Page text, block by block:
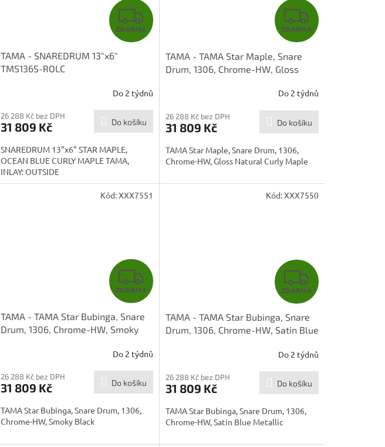
Z
D
R
M
A
ZDARMA
TAMA - SNAREDRUM 13"x6"
TMS136S-ROLC
Do 2 týdnů
26 288 Kč bez DPH
31 809 Kč Do košíku
SNAREDRUM 13"x6" STAR MAPLE,
OCEAN BLUE CURLY MAPLE TAMA,
INLAY: OUTSIDE
Z
D
R
M
A
ZDARMA
TAMA - TAMA Star Maple, Snare
Drum, 1306, Chrome-HW, Gloss
Do 2 týdnů
26 288 Kč bez DPH
31 809 Kč Do košíku
TAMA Star Maple, Snare Drum, 1306,
Chrome-HW, Gloss Natural Curly Maple
Z
D
A
R
M
A
ZDARMA
TAMA - TAMA Star Bubinga, Snare
Drum, 1306, Chrome-HW, Smoky
Do 2 týdnů
26 288 Kč bez DPH
31 809 Kč Do košíku
TAMA Star Bubinga, Snare Drum, 1306,
Chrome-HW, Smoky Black
Kód:XXX7551
Z
D
A
R
M
A
ZDARMA
TAMA - TAMA Star Bubinga, Snare
Drum, 1306, Chrome-HW, Satin Blue
Do 2 týdnů
26 288 Kč bez DPH
31 809 Kč Do košíku
TAMA Star Bubinga, Snare Drum, 1306,
Chrome-HW, Satin Blue Metallic
Kód:XXX7550